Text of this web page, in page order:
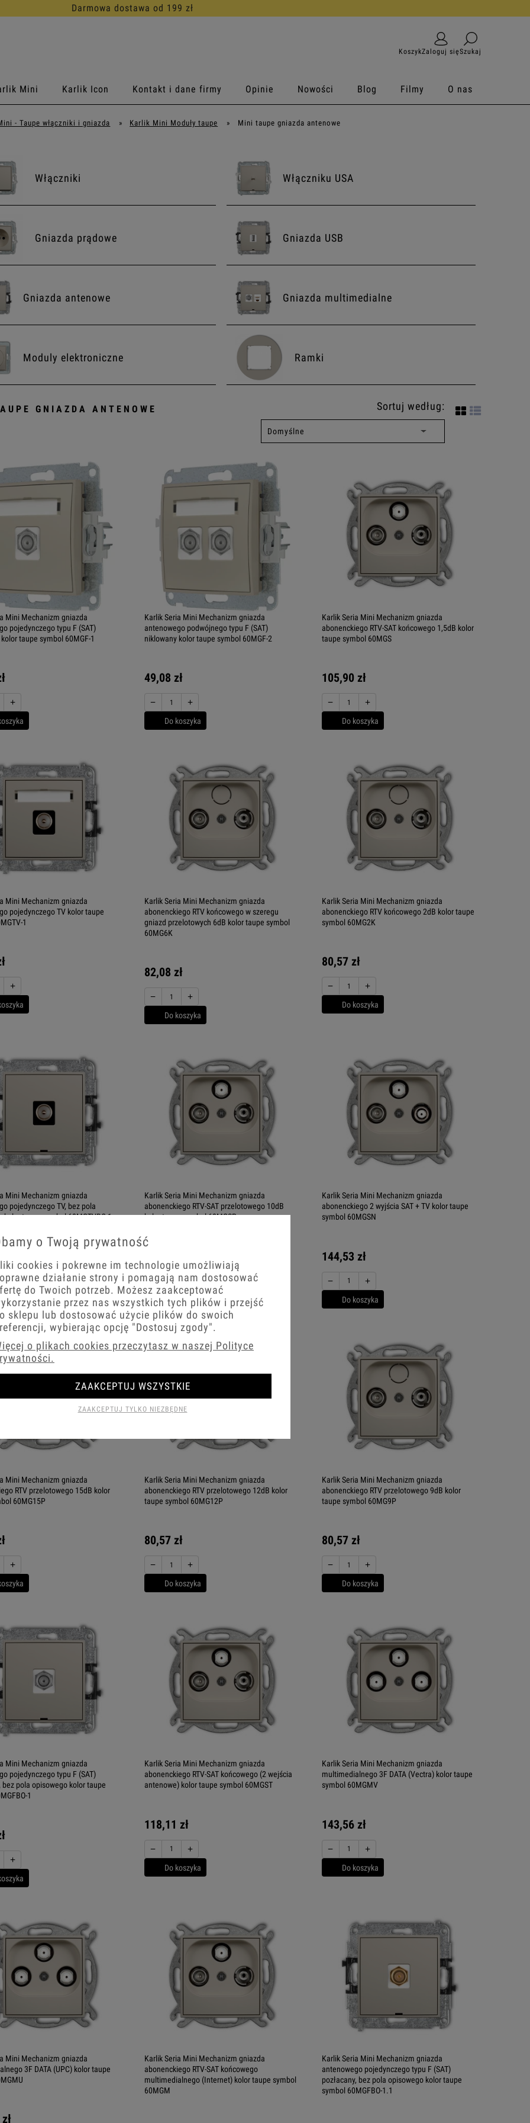
30 dni na darmowy zwrot
KoszykZaloguj sięSzukaj
Mini Karlik Icon Kontakt i dane firmy Opinie Nowości Blog Filmy O nas
- Taupe włączniki i gniazda » Karlik Mini Moduły taupe » Mini taupe gniazda antenowe
Włączniki Włączniku USA
Gniazda prądowe Gniazda USB
Gniazda antenowe Gniazda multimedialne
Moduly elektroniczne Ramki
GNIAZDA ANTENOWE Sortuj według:
Mini Mechanizm gniazda
pojedynczego typu F (SAT)
taupe symbol 60MGF-1
+
Karlik Seria Mini Mechanizm gniazda
antenowego podwójnego typu F (SAT)
niklowany kolor taupe symbol 60MGF-2
49,08 zł
− +
Do koszyka
Karlik Seria Mini Mechanizm gniazda
abonenckiego RTV-SAT końcowego 1,5dB kolor
taupe symbol 60MGS
105,90 zł
− +
Do koszyka
Mini Mechanizm gniazda
pojedynczego TV kolor taupe
1
+
Karlik Seria Mini Mechanizm gniazda
abonenckiego RTV końcowego w szeregu
gniazd przelotowych 6dB kolor taupe symbol
60MG6K
82,08 zł
− +
Do koszyka
Karlik Seria Mini Mechanizm gniazda
abonenckiego RTV końcowego 2dB kolor taupe
symbol 60MG2K
80,57 zł
− +
Do koszyka
Mini Mechanizm gniazda
pojedynczego TV, bez pola
kolor taupe symbol 60MGTVBO-1
+
Karlik Seria Mini Mechanizm gniazda
abonenckiego RTV-SAT przelotowego 10dB
kolor taupe symbol 60MGSP
− +
Do koszyka
Karlik Seria Mini Mechanizm gniazda
abonenckiego 2 wyjścia SAT + TV kolor taupe
symbol 60MGSN
144,53 zł
− +
Do koszyka
Mini Mechanizm gniazda
RTV przelotowego 15dB kolor
60MG15P
+
Karlik Seria Mini Mechanizm gniazda
abonenckiego RTV przelotowego 12dB kolor
taupe symbol 60MG12P
80,57 zł
− +
Do koszyka
Karlik Seria Mini Mechanizm gniazda
abonenckiego RTV przelotowego 9dB kolor
taupe symbol 60MG9P
80,57 zł
− +
Do koszyka
Mini Mechanizm gniazda
pojedynczego typu F (SAT)
bez pola opisowego kolor taupe
1
+
Karlik Seria Mini Mechanizm gniazda
abonenckiego RTV-SAT końcowego (2 wejścia
antenowe) kolor taupe symbol 60MGST
118,11 zł
− +
Do koszyka
Karlik Seria Mini Mechanizm gniazda
multimedialnego 3F DATA (Vectra) kolor taupe
symbol 60MGMV
143,56 zł
− +
Do koszyka
Mini Mechanizm gniazda
3F DATA (UPC) kolor taupe
Karlik Seria Mini Mechanizm gniazda
abonenckiego RTV-SAT końcowego
multimedialnego (Internet) kolor taupe symbol
60MGM
Karlik Seria Mini Mechanizm gniazda
antenowego pojedynczego typu F (SAT)
pozłacany, bez pola opisowego kolor taupe
symbol 60MGFBO-1.1
o Twoją prywatność
cookies i pokrewne im technologie umożliwiają
działanie strony i pomagają nam dostosować
do Twoich potrzeb. Możesz zaakceptować
przez nas wszystkich tych plików i przejść
sklepu lub dostosować użycie plików do swoich
wybierając opcję "Dostosuj zgody".
o plikach cookies przeczytasz w naszej Polityce
ZAAKCEPTUJ TYLKO NIEZBĘDNE
ZAAKCEPTUJ WSZYSTKIE